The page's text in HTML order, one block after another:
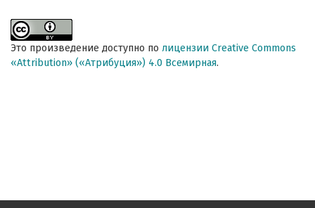
Это произведение доступно по лицензии Creative Commons
«Attribution» («Атрибуция») 4.0 Всемирная.